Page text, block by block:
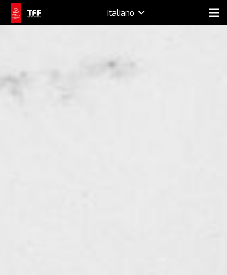
Italiano